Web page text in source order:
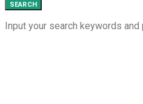
SEARCH
Input your search keywords and